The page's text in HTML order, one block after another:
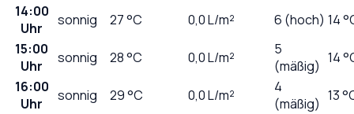
14:00
Uhr
sonnig 27°C 0,0L/m² 6 (hoch) 14
15:00
Uhr
sonnig 28°C 0,0L/m²
5
(mäßig) 14
16:00
Uhr
sonnig 29°C 0,0L/m²
4
(mäßig) 13